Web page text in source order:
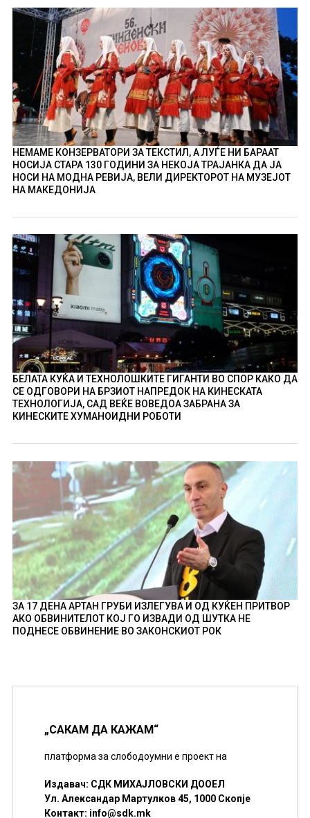
НЕМАМЕ КОНЗЕРВАТОРИ ЗА ТЕКСТИЛ, А ЛУЃЕ НИ БАРААТ
НОСИЈА СТАРА 130 ГОДИНИ ЗА НЕКОЈА ТРАЈАНКА ДА ЈА
НОСИ НА МОДНА РЕВИЈА, ВЕЛИ ДИРЕКТОРОТ НА МУЗЕЈОТ
НА МАКЕДОНИЈА
БЕЛАТА КУЌА И ТЕХНОЛОШКИТЕ ГИГАНТИ ВО СПОР КАКО ДА
СЕ ОДГОВОРИ НА БРЗИОТ НАПРЕДОК НА КИНЕСКАТА
ТЕХНОЛОГИЈА, САД ВЕЌЕ ВОВЕДОА ЗАБРАНА ЗА
КИНЕСКИТЕ ХУМАНОИДНИ РОБОТИ
ЗА 17 ДЕНА АРТАН ГРУБИ ИЗЛЕГУВА И ОД КУЌЕН ПРИТВОР
АКО ОБВИНИТЕЛОТ КОЈ ГО ИЗВАДИ ОД ШУТКА НЕ
ПОДНЕСЕ ОБВИНЕНИЕ ВО ЗАКОНСКИОТ РОК
„САКАМ ДА КАЖАМ“
платформа за слободоумни е проект на
Издавач: СДК МИХАЈЛОВСКИ ДООЕЛ
Ул. Александар Мартулков 45, 1000 Скопје
Контакт: info@sdk.mk